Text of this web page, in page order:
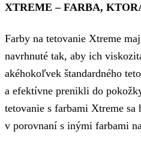
XTREME – FARBA,
Farby na tetovanie Xtreme
navrhnuté tak, aby ich
akéhokoľvek štandardného
a efektívne prenikli do
tetovanie s farbami Xtreme
v porovnaní s inými farbami